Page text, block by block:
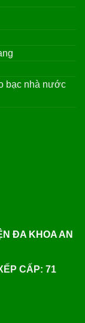
bạc nhà nước
ĐA KHOA AN
CẤP: 71